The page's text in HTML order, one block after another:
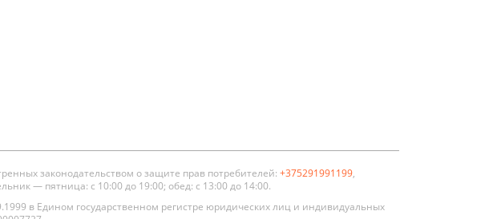
законодательством о защите прав потребителей: +375291991199,
— пятница: с 10:00 до 19:00; обед: с 13:00 до 14:00.
в Едином государственном регистре юридических лиц и индивидуальных